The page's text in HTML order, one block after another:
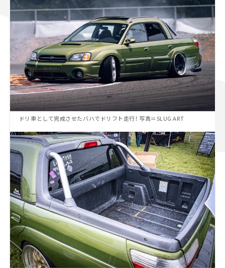
ドリ車として完成させたバハでドリフト走行！ 写真＝SLUG ART